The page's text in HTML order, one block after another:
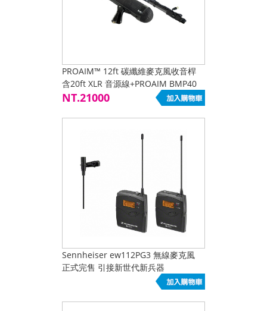
PROAIM™ 12ft 碳纖維麥克風收音桿
含20ft XLR 音源線+PROAIM BMP40
專業避震把手+兔毛套組
NT.21000
Sennheiser ew112PG3 無線麥克風
正式完售 引接新世代新兵器